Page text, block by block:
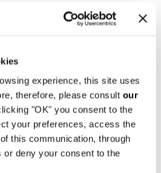
experience, this site uses
therefore, please consult our
"OK" you consent to the
your preferences, access the
this communication, through
deny your consent to the